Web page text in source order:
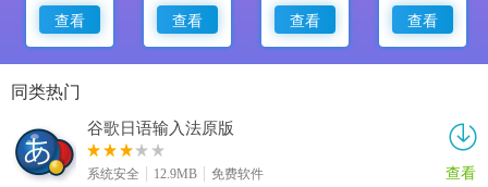
查看
查看
查看
查看
同类热门
谷歌日语输入法原版
系统安全 12.9MB 免费软件 查看